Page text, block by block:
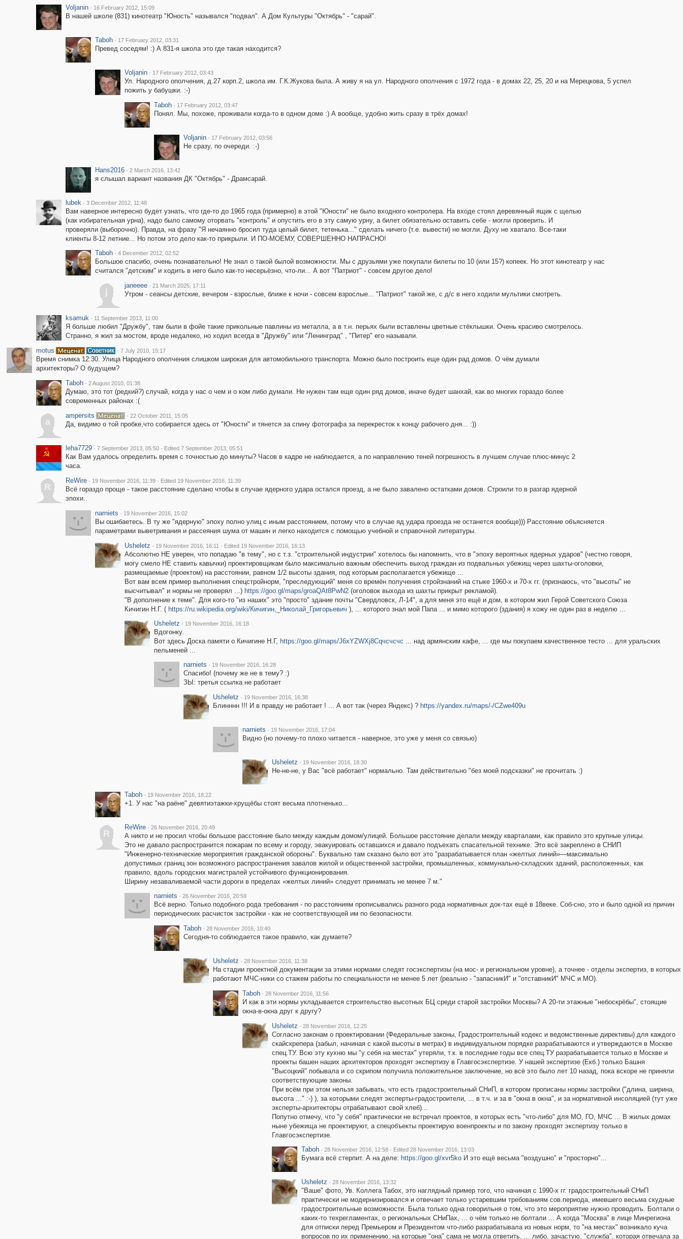
Voljanin · 16 February 2012, 15:09
В нашей школе (831) кинотеатр "Юность" назывался "подвал". А Дом Культуры "Октябрь" - "сарай".
Taboh · 17 February 2012, 03:31
Превед соседям! :) А 831-я школа это где такая находится?
Voljanin · 17 February 2012, 03:43
Ул. Народного ополчения, д.27 корп.2, школа им. Г.К.Жукова была. А живу я на ул. Народного ополчения с 1972 года - в домах 22, 25, 20 и на Мерецкова, 5 успел
пожить у бабушки. :-)
Taboh · 17 February 2012, 03:47
Понял. Мы, похоже, проживали когда-то в одном доме :) А вообще, удобно жить сразу в трёх домах!
Voljanin · 17 February 2012, 03:56
Не сразу, по очереди. :-)
Hans2016 · 2 March 2016, 13:42
я слышал вариант названия ДК "Октябрь" - Драмсарай.
lubek · 3 December 2012, 11:48
Вам наверное интересно будет узнать, что где-то до 1965 года (примерно) в этой "Юности" не было входного контролера. На входе стоял деревянный ящик с щелью
(как избирательная урна), надо было самому оторвать "контроль" и опустить его в эту самую урну, а билет обязательно оставить себе - могли проверить. И
проверяли (выборочно). Правда, на фразу "Я нечаянно бросил туда целый билет, тетенька..." сделать ничего (т.е. вывести) не могли. Духу не хватало. Все-таки
клиенты 8-12 летние... Но потом это дело как-то прикрыли. И ПО-МОЕМУ, СОВЕРШЕННО НАПРАСНО!
Taboh · 4 December 2012, 02:52
Большое спасибо, очень познавательно! Не знал о такой былой возможности. Мы с друзьями уже покупали билеты по 10 (или 15?) копеек. Но этот кинотеатр у нас
считался "детским" и ходить в него было как-то несерьёзно, что-ли... А вот "Патриот" - совсем другое дело!
j
janeeee · 21 March 2025, 17:11
Утром - сеансы детские, вечером - взрослые, ближе к ночи - совсем взрослые... "Патриот" такой же, с д/c в него ходили мультики смотреть.
ksamuk · 11 September 2013, 11:00
Я больше любил "Дружбу", там были в фойе такие прикольные павлины из металла, а в т.н. перьях были вставлены цветные стёклышки. Очень красиво смотрелось.
Странно, я жил за мостом, вроде недалеко, но ходил всегда в "Дружбу" или "Ленинград" , "Питер" его называли.
motus
· 7 July 2010, 15:17
Время снимка 12:30. Улица Народного ополчения слишком широкая для автомобильного транспорта. Можно было построить еще один рад домов. О чём думали
архитекторы? О будущем?
Taboh · 2 August 2010, 01:38
Думаю, это тот (редкий?) случай, когда у нас о чем и о ком либо думали. Не нужен там еще один ряд домов, иначе будет шанхай, как во многих гораздо более
современных районах :(
a
ampersits · 22 October 2011, 15:05
Да, видимо о той пробке,что собирается здесь от "Юности" и тянется за спину фотографа за перекресток к концу рабочего дня... :))
leha7729 · 7 September 2013, 05:50 · Edited 7 September 2013, 05:51
Как Вам удалось определить время с точностью до минуты? Часов в кадре не наблюдается, а по направлению теней погрешность в лучшем случае плюс-минус 2
часа.
R
ReWire · 19 November 2016, 11:39 · Edited 19 November 2016, 11:39
Всё гораздо проще - такое расстояние сделано чтобы в случае ядерного удара остался проезд, а не было завалено остатками домов. Строили то в разгар ядерной
эпохи..
narniets · 19 November 2016, 15:02
Вы ошибаетесь. В ту же "ядерную" эпоху полно улиц с иным расстоянием, потому что в случае яд.удара проезда не останется вообще))) Расстояние объясняется
параметрами выветривания и рассеяния шума от машин и легко находится с помощью учебной и справочной литературы.
Usheletz · 19 November 2016, 16:11 · Edited 19 November 2016, 16:13
Абсолютно НЕ уверен, что попадаю "в тему", но с т.з. "строительной индустрии" хотелось бы напомнить, что в "эпоху вероятных ядерных ударов" (честно говоря,
могу смело НЕ ставить кавычки) проектировщикам было максимально важным обеспечить выход граждан из подвальных убежищ через шахты-оголовки,
размещаемые (проектом) на расстоянии, равном 1/2 высоты здания, под которым располагается убежище ...
Вот вам всем пример выполнения спецстройнорм, "преследующий" меня со времён получения стройзнаний на стыке 1960-х и 70-х гг. (признаюсь, что "высоты" не
высчитывал" и нормы не проверял ...) https://goo.gl/maps/groaQAt8PwN2(оголовок выхода из шахты прикрыт рекламой).
"В дополнение к теме". Для кого-то "из наших" это "просто" здание почты "Свердловск, Л-14", а для меня это ещё и дом, в котором жил Герой Советского Союза
Кичигин Н.Г. ( https://ru.wikipedia.org/wiki/Кичигин,_Николай_Григорьевич ), ... которого знал мой Папа ... и мимо которого (здания) я хожу не один раз в неделю ...
Usheletz · 19 November 2016, 16:18
Вдогонку.
Вот здесь Доска памяти о Кичигине Н.Г, https://goo.gl/maps/J6xYZWXj8Cqчсчсчс ... над армянским кафе, ... где мы покупаем качественное тесто ... для уральских
пельменей ...
narniets · 19 November 2016, 16:28
Спасибо! (почему же не в тему? :)
ЗЫ: третья ссылка не работает
Usheletz · 19 November 2016, 16:38
Блинннн !!! И в правду не работает ! ... А вот так (через Яндекс) ? https://yandex.ru/maps/-/CZwe409u
narniets · 19 November 2016, 17:04
Видно (но почему-то плохо читается - наверное, это уже у меня со связью)
Usheletz · 19 November 2016, 18:30
Не-не-не, у Вас "всё работает" нормально. Там действительно "без моей подсказки" не прочитать :)
Taboh · 19 November 2016, 18:22
+1. У нас "на раёне" девятиэтажки-хрущёбы стоят весьма плотненько...
R
ReWire · 26 November 2016, 20:49
А никто и не просил чтобы большое расстояние было между каждым домом/улицей. Большое расстояние делали между кварталами, как правило это крупные улицы.
Это не давало распространится пожарам по всему и городу, эвакуировать оставшихся и давало подъехать спасательной технике. Это всё закреплено в СНИП
"Инженерно-технические мероприятия гражданской обороны". Буквально там сказано было вот это "разрабатывается план «желтых линий»—максимально
допустимых границ зон возможного распространения завалов жилой и общественной застройки, промышленных, коммунально-складских зданий, расположенных, как
правило, вдоль городских магистралей устойчивого функционирования.
Ширину незаваливаемой части дороги в пределах «желтых линий» следует принимать не менее 7 м."
narniets · 26 November 2016, 20:59
Всё верно. Только подобного рода требования - по расстояниям прописывались разного рода нормативных док-тах ещё в 18веке. Соб-сно, это и было одной из причин
периодических расчисток застройки - как не соответствующей им по безопасности.
Taboh · 28 November 2016, 10:40
Сегодня-то соблюдается такое правило, как думаете?
Usheletz · 28 November 2016, 11:38
На стадии проектной документации за этими нормами следят госэкспертизы (на мос- и региональном уровне), а точнее - отделы экспертиз, в которых
работают МЧС-ники со стажем работы по специальности не менее 5 лет (реально - "запасникИ" и "отставникИ" МЧС и МО).
Taboh · 28 November 2016, 11:56
И как в эти нормы укладывается строительство высотных БЦ среди старой застройки Москвы? А 20-ти этажные "небоскрёбы", стоящие
окна-в-окна друг к другу?
Usheletz · 28 November 2016, 12:25
Согласно законам о проектировании (Федеральные законы, Градостроительный кодекс и ведомственные директивы) для каждого
скайскрепера (забыл, начиная с какой высоты в метрах) в индивидуальном порядке разрабатываются и утверждаются в Москве
спец.ТУ. Всю эту кухню мы "у себя на местах" утеряли, т.к. в последние годы все спец.ТУ разрабатывается только в Москве и
проекты башен наших архитекторов проходят экспертизу в Главгосэкспертизе. У нашей экспертизе (Екб.) только Башня
"Высоцкий" побывала и со скрипом получила положительное заключение, но всё это было лет 10 назад, пока вскоре не приняли
соответствующие законы.
При всём при этом нельзя забывать, что есть градостроительный СНиП, в котором прописаны нормы застройки ("длина, ширина,
высота ..." :-) ), за которыми следят эксперты-градостроители, ... в т.ч. и за в "окна в окна", и за нормативной инсоляцией (тут уже
эксперты-архитекторы отрабатывают свой хлеб)...
Попутно отмечу, что "у себя" практически не встречал проектов, в которых есть "что-либо" для МО, ГО, МЧС ... В жилых домах
ныне убежища не проектируют, а спецобъекты проектирую военпроекты и по закону проходят экспертизу только в
Главгосэкспертизе.
Taboh · 28 November 2016, 12:58 · Edited 28 November 2016, 13:03
Бумага всё стерпит. А на деле: https://goo.gl/xvr5koИ это ещё весьма "воздушно" и "просторно"...
Usheletz · 28 November 2016, 13:32
"Ваше" фото, Ув. Коллега Табох, это наглядный пример того, что начиная с 1990-х гг. градостроительный СНиП
практически не модернизировался и отвечает только устаревшим требованиям сов.периода, имевшего весьма скудные
градостроительные возможности. Была только одна говорильня о том, что это мероприятие нужно проводить. Болтали о
каких-то техрегламентах, о региональных СНиПах, ... о чём только не болтали ... А когда "Москва" в лице Минрегиона
для отписки перед Премьером и Президентом что-либо разрабатывала из новых норм, то "на местах" возникало куча
вопросов по их применению, на которые "она" сама не могла ответить, ... либо, зачастую, "служба", которая отвечала за